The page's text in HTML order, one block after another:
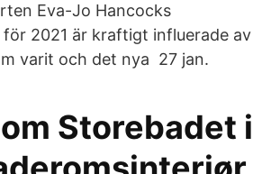
Eva-Jo Hancocks
2021 är kraftigt influerade av
varit och det nya 27 jan.
Storebadet i